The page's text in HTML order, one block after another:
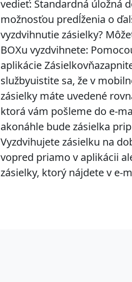
vedieť: Štandardná úložná
možnosťou predĺženia o
vyzdvihnutie zásielky?
BOXu vyzdvihnete:
aplikácie
službyuistite sa, že v
zásielky máte uvedené
ktorá vám pošleme do e-
akonáhle bude zásielka
Vyzdvihujete zásielku na
vopred priamo v aplikácii
zásielky, ktorý nájdete v e-